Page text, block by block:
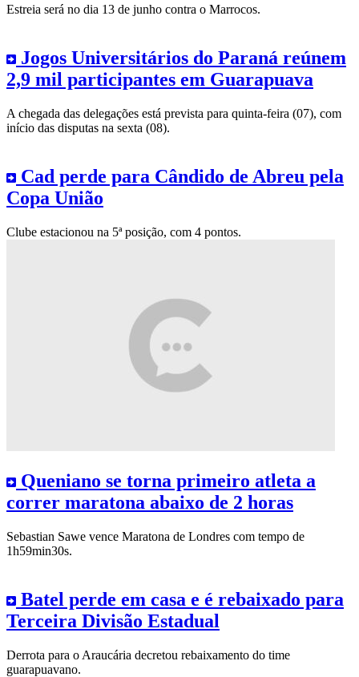
Estreia será no dia 13 de junho contra o Marrocos.
Jogos Universitários do Paraná reúnem
2,9 mil participantes em Guarapuava
A chegada das delegações está prevista para quinta-feira (07), com
início das disputas na sexta (08).
Cad perde para Cândido de Abreu pela
Copa União
Clube estacionou na 5ª posição, com 4 pontos.
Queniano se torna primeiro atleta a
correr maratona abaixo de 2 horas
Sebastian Sawe vence Maratona de Londres com tempo de
1h59min30s.
Batel perde em casa e é rebaixado para
Terceira Divisão Estadual
Derrota para o Araucária decretou rebaixamento do time
guarapuavano.